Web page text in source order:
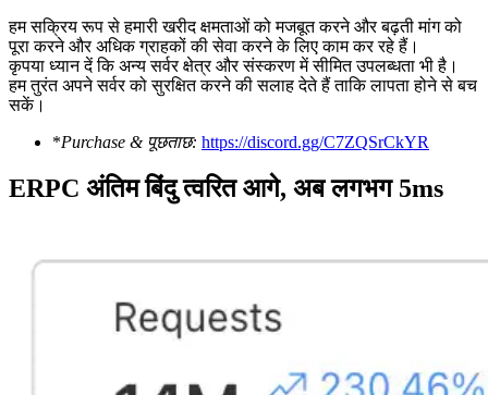
हम सक्रिय रूप से हमारी खरीद क्षमताओं को मजबूत करने और बढ़ती मांग को
पूरा करने और अधिक ग्राहकों की सेवा करने के लिए काम कर रहे हैं।
कृपया ध्यान दें कि अन्य सर्वर क्षेत्र और संस्करण में सीमित उपलब्धता भी है।
हम तुरंत अपने सर्वर को सुरक्षित करने की सलाह देते हैं ताकि लापता होने से बच
सकें।
*Purchase & पूछताछ: https://discord.gg/C7ZQSrCkYR
ERPC अंतिम बिंदु त्वरित आगे, अब लगभग 5ms